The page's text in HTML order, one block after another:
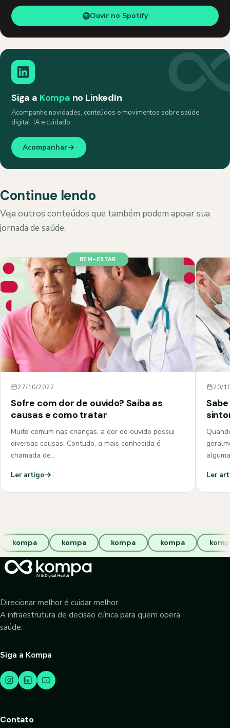
Ouvir no Spotify
Siga a Kompa no LinkedIn
Acompanhe novidades, conteúdos e movimentos sobre saúde
digital, IA e cuidado.
Acompanhar
Continue lendo
Veja outros conteúdos que também podem apoiar sua
jornada de saúde.
BEM-ESTAR
27/10/2022
Sofre com dor de ouvido? Saiba as
causas e como tratar
Muito comum nas crianças, a dor de ouvido possui
diversas causas. Contudo, a mais conhecida é
chamada de…
Ler artigo
20/
Ler
kompa kompa kompa kompa
Direcionar melhor é cuidar melhor.
A infraestrutura de decisão clínica para quem opera
saúde.
Siga a Kompa
Contato